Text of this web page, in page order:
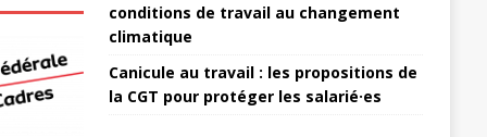
conditions de travail au changement
climatique
Canicule au travail : les propositions de
la CGT pour protéger les salarié·es